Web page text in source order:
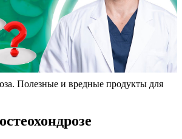
Полезные и вредные продукты для